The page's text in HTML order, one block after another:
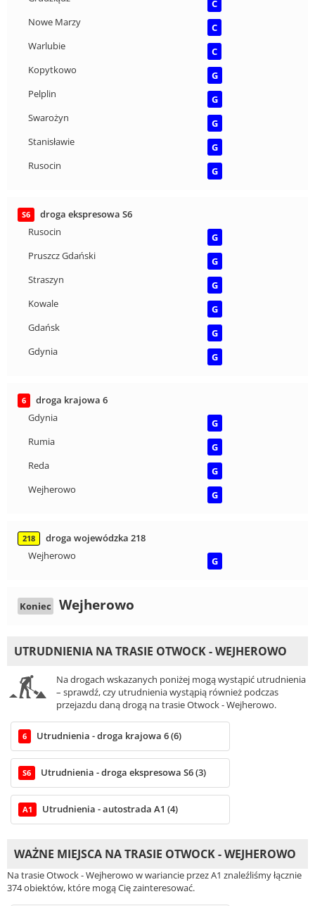
C
Nowe Marzy
C
Warlubie
C
Kopytkowo
G
Pelplin
G
Swarożyn
G
Stanisławie
G
Rusocin
G
S6
droga ekspresowa S6
Rusocin
G
Pruszcz Gdański
G
Straszyn
G
Kowale
G
Gdańsk
G
Gdynia
G
6
droga krajowa 6
Gdynia
G
Rumia
G
Reda
G
Wejherowo
G
218
droga wojewódzka 218
Wejherowo
G
Koniec Wejherowo
UTRUDNIENIA NA TRASIE OTWOCK - WEJHEROWO
Na drogach wskazanych poniżej mogą wystąpić utrudnienia
– sprawdź, czy utrudnienia wystąpią również podczas
przejazdu daną drogą na trasie Otwock - Wejherowo.
6 Utrudnienia - droga krajowa 6 (6)
S6 Utrudnienia - droga ekspresowa S6 (3)
A1 Utrudnienia - autostrada A1 (4)
WAŻNE MIEJSCA NA TRASIE OTWOCK - WEJHEROWO
Na trasie Otwock - Wejherowo w wariancie przez A1 znaleźliśmy łącznie
374 obiektów, które mogą Cię zainteresować.